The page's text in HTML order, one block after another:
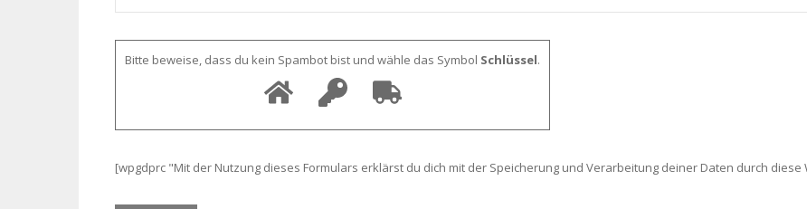
Bitte beweise, dass du kein Spambot bist und wähle das Symbol Schlüssel.
[wpgdprc "Mit der Nutzung dieses Formulars erklärst du dich mit der Speicherung und Verarbeitung deiner Daten durch